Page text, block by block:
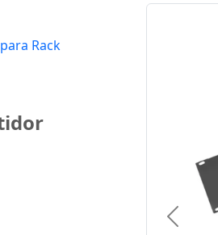
Rack
Previous